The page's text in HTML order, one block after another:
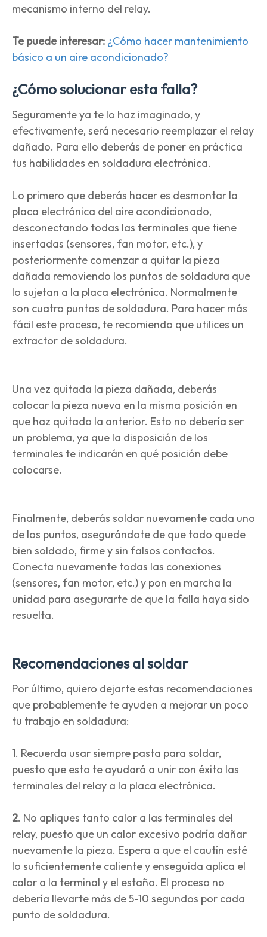
mecanismo interno del relay.
Te puede interesar: ¿Cómo hacer mantenimiento
básico a un aire acondicionado?
¿Cómo solucionar esta falla?
Seguramente ya te lo haz imaginado, y
efectivamente, será necesario reemplazar el relay
dañado. Para ello deberás de poner en práctica
tus habilidades en soldadura electrónica.
Lo primero que deberás hacer es desmontar la
placa electrónica del aire acondicionado,
desconectando todas las terminales que tiene
insertadas (sensores, fan motor, etc.), y
posteriormente comenzar a quitar la pieza
dañada removiendo los puntos de soldadura que
lo sujetan a la placa electrónica. Normalmente
son cuatro puntos de soldadura. Para hacer más
fácil este proceso, te recomiendo que utilices un
extractor de soldadura.
Una vez quitada la pieza dañada, deberás
colocar la pieza nueva en la misma posición en
que haz quitado la anterior. Esto no debería ser
un problema, ya que la disposición de los
terminales te indicarán en qué posición debe
colocarse.
Finalmente, deberás soldar nuevamente cada uno
de los puntos, asegurándote de que todo quede
bien soldado, firme y sin falsos contactos.
Conecta nuevamente todas las conexiones
(sensores, fan motor, etc.) y pon en marcha la
unidad para asegurarte de que la falla haya sido
resuelta.
Recomendaciones al soldar
Por último, quiero dejarte estas recomendaciones
que probablemente te ayuden a mejorar un poco
tu trabajo en soldadura:
1. Recuerda usar siempre pasta para soldar,
puesto que esto te ayudará a unir con éxito las
terminales del relay a la placa electrónica.
2. No apliques tanto calor a las terminales del
relay, puesto que un calor excesivo podría dañar
nuevamente la pieza. Espera a que el cautín esté
lo suficientemente caliente y enseguida aplica el
calor a la terminal y el estaño. El proceso no
debería llevarte más de 5-10 segundos por cada
punto de soldadura.